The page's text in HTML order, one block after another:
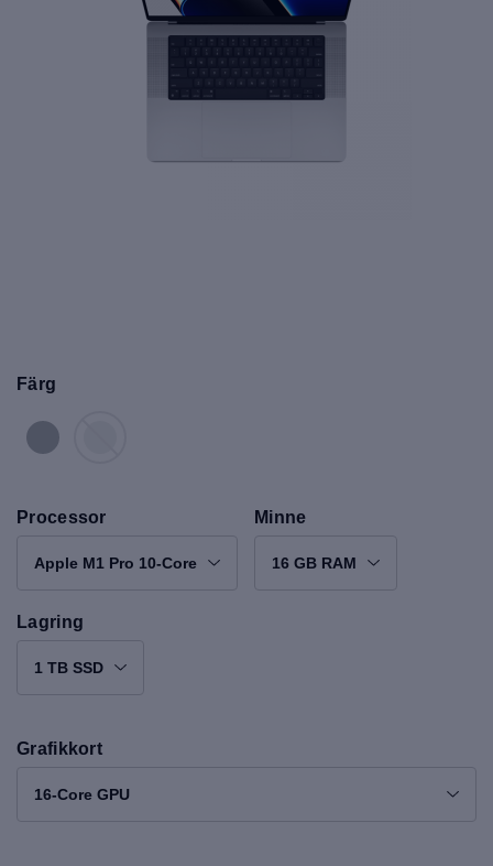
Färg
Processor
Apple M1 Pro 10-Core
Minne
16 GB RAM
Lagring
1 TB SSD
Grafikkort
16-Core GPU